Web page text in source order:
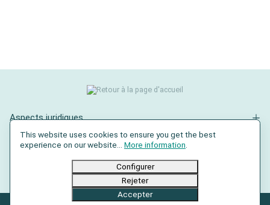
Aspects juridiques
Contact
Réseaux sociaux
This website uses cookies to ensure you get the best
experience on our website... More information
Configurer
Rejeter
Accepter